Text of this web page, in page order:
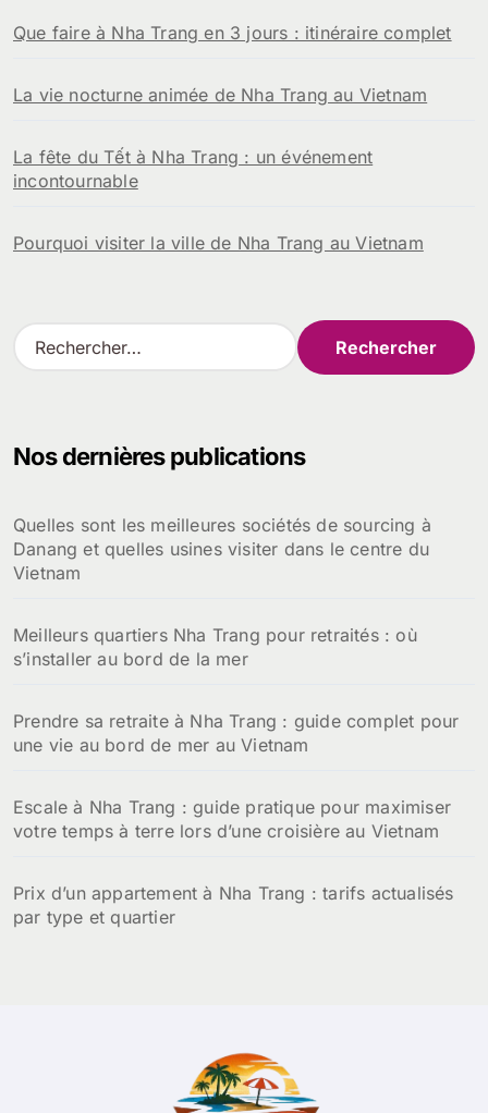
Que faire à Nha Trang en 3 jours : itinéraire complet
La vie nocturne animée de Nha Trang au Vietnam
La fête du Tết à Nha Trang : un événement
incontournable
Pourquoi visiter la ville de Nha Trang au Vietnam
R
e
r
e
r
Nos dernières publications
Quelles sont les meilleures sociétés de sourcing à
Danang et quelles usines visiter dans le centre du
Vietnam
Meilleurs quartiers Nha Trang pour retraités : où
s’installer au bord de la mer
Prendre sa retraite à Nha Trang : guide complet pour
une vie au bord de mer au Vietnam
Escale à Nha Trang : guide pratique pour maximiser
votre temps à terre lors d’une croisière au Vietnam
Prix d’un appartement à Nha Trang : tarifs actualisés
par type et quartier